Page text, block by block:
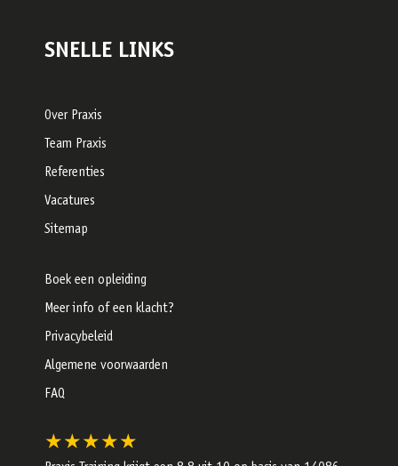
SNELLE LINKS
Over Praxis
Team Praxis
Referenties
Vacatures
Sitemap
Boek een opleiding
Meer info of een klacht?
Privacybeleid
Algemene voorwaarden
FAQ
★★★★★